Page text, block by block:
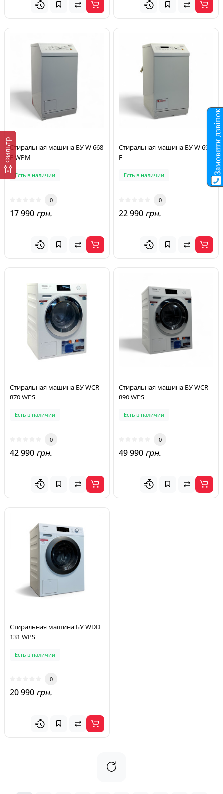
ФильтрСтиральная машина БУ W 668
F WPM
Есть в наличии
0
17 990 грн.
Стиральная машина БУ W 693
F
Есть в наличии
0
22 990 грн.
Стиральная машина БУ WCR
870 WPS
Есть в наличии
0
42 990 грн.
Стиральная машина БУ WCR
890 WPS
Есть в наличии
0
49 990 грн.
Стиральная машина БУ WDD
131 WPS
Есть в наличии
0
20 990 грн.